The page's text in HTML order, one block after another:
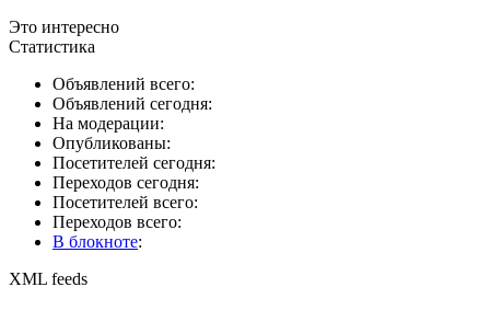
Это интересно
Статистика
Объявлений всего:
Объявлений сегодня:
На модерации:
Опубликованы:
Посетителей сегодня:
Переходов сегодня:
Посетителей всего:
Переходов всего:
В блокноте:
XML feeds